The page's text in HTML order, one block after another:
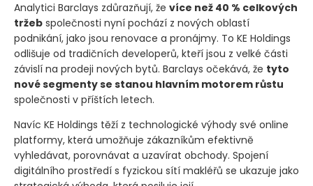
Analytici Barclays zdůrazňují, že více než 40 % celkových
tržeb společnosti nyní pochází z nových oblastí
podnikání, jako jsou renovace a pronájmy. To KE Holdings
odlišuje od tradičních developerů, kteří jsou z velké části
závislí na prodeji nových bytů. Barclays očekává, že tyto
nové segmenty se stanou hlavním motorem růstu
společnosti v příštích letech.
Navíc KE Holdings těží z technologické výhody své online
platformy, která umožňuje zákazníkům efektivně
vyhledávat, porovnávat a uzavírat obchody. Spojení
digitálního prostředí s fyzickou sítí makléřů se ukazuje jako